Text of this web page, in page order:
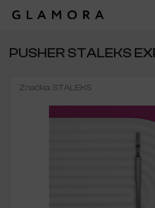
obsah
PUSHER STALEKS
Značka: STALEKS